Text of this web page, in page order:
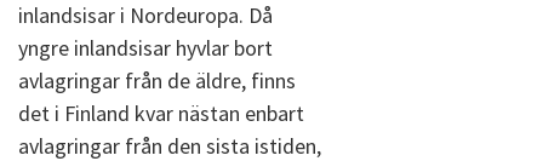
inlandsisar i Nordeuropa. Då
yngre inlandsisar hyvlar bort
avlagringar från de äldre, finns
det i Finland kvar nästan enbart
avlagringar från den sista istiden,